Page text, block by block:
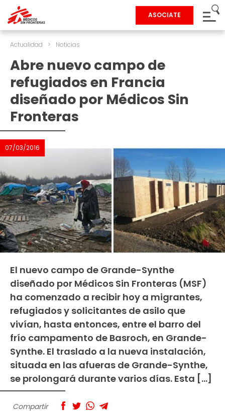
ASOCIATE
Actualidad > Noticias
Abre nuevo campo de
refugiados en Francia
diseñado por Médicos Sin
Fronteras
07/03/2016
El nuevo campo de Grande-Synthe
diseñado por Médicos Sin Fronteras (MSF)
ha comenzado a recibir hoy a migrantes,
refugiados y solicitantes de asilo que
vivían, hasta entonces, entre el barro del
frío campamento de Basroch, en Grande-
Synthe. El traslado a la nueva instalación,
situada en las afueras de Grande-Synthe,
se prolongará durante varios días. Esta […]
Compartir